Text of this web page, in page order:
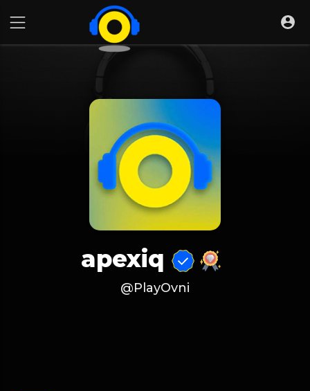
apexiq
@PlayOvni